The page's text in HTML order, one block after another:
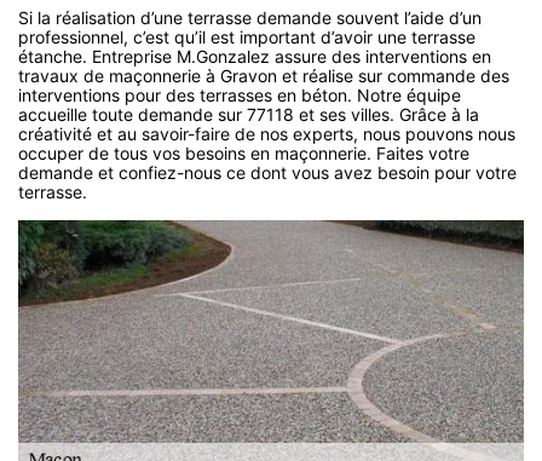
Si la réalisation d’une terrasse demande souvent l’aide d’un
professionnel, c’est qu’il est important d’avoir une terrasse
étanche. Entreprise M.Gonzalez assure des interventions en
travaux de maçonnerie à Gravon et réalise sur commande des
interventions pour des terrasses en béton. Notre équipe
accueille toute demande sur 77118 et ses villes. Grâce à la
créativité et au savoir-faire de nos experts, nous pouvons nous
occuper de tous vos besoins en maçonnerie. Faites votre
demande et confiez-nous ce dont vous avez besoin pour votre
terrasse.